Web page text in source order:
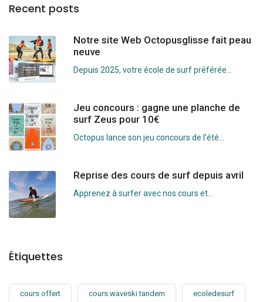
Recent posts
Notre site Web Octopusglisse fait peau
neuve
Depuis 2025, votre école de surf préférée...
Jeu concours : gagne une planche de
surf Zeus pour 10€
Octopus lance son jeu concours de l'été...
Reprise des cours de surf depuis avril
Apprenez à surfer avec nos cours et...
Étiquettes
cours offert cours waveski tandem ecoledesurf